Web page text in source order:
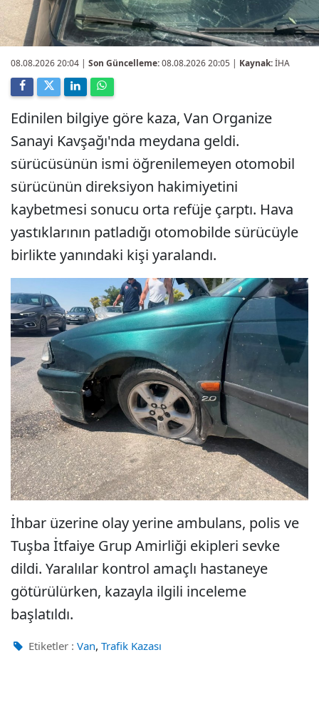
08.08.2026 20:04 | Son Güncelleme:08.08.2026 20:05 | Kaynak:İHA
Edinilen bilgiye göre kaza, Van Organize
Sanayi Kavşağı'nda meydana geldi.
sürücüsünün ismi öğrenilemeyen otomobil
sürücünün direksiyon hakimiyetini
kaybetmesi sonucu orta refüje çarptı. Hava
yastıklarının patladığı otomobilde sürücüyle
birlikte yanındaki kişi yaralandı.
İhbar üzerine olay yerine ambulans, polis ve
Tuşba İtfaiye Grup Amirliği ekipleri sevke
dildi. Yaralılar kontrol amaçlı hastaneye
götürülürken, kazayla ilgili inceleme
başlatıldı.
Etiketler : Van, Trafik Kazası